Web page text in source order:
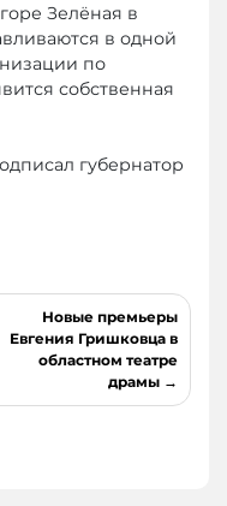
Зелёная в
в одной
по
собственная
губернатор
Новые премьеры
Евгения Гришковца в
областном театре
драмы